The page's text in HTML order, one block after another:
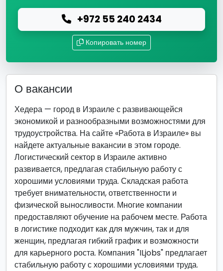
+972 55 240 2434
Копировать номер
О вакансии
Хедера — город в Израиле с развивающейся
экономикой и разнообразными возможностями для
трудоустройства. На сайте «Работа в Израиле» вы
найдете актуальные вакансии в этом городе.
Логистический сектор в Израиле активно
развивается, предлагая стабильную работу с
хорошими условиями труда. Складская работа
требует внимательности, ответственности и
физической выносливости. Многие компании
предоставляют обучение на рабочем месте. Работа
в логистике подходит как для мужчин, так и для
женщин, предлагая гибкий график и возможности
для карьерного роста. Компания "ILjobs" предлагает
стабильную работу с хорошими условиями труда.